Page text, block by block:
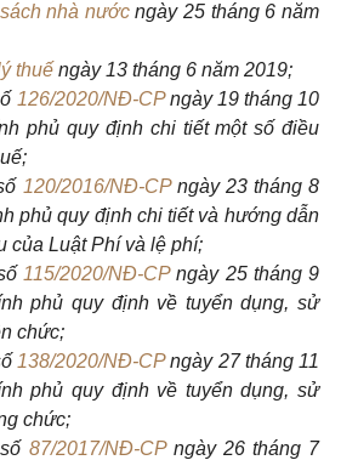
nhà nướcngày 25 tháng 6 năm
thuế ngày 13 tháng 6 năm 2019;
126/2020/NĐ-CPngày 19 tháng 10
phủ quy định chi tiết một số điều
120/2016/NĐ-CPngày 23 tháng 8
phủ quy định chi tiết và hướng dẫn
của Luật Phí và lệ phí;
115/2020/NĐ-CPngày 25 tháng 9
phủ quy định về tuyển dụng, sử
chức;
138/2020/NĐ-CPngày 27 tháng 11
phủ quy định về tuyển dụng, sử
chức;
87/2017/NĐ-CPngày 26 tháng 7